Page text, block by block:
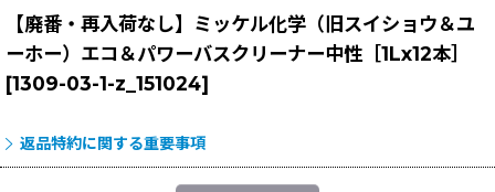
【廃番・再入荷なし】ミッケル化学（旧スイショウ＆ユ
ーホー）エコ＆パワーバスクリーナー中性［1Lx12本］
[1309-03-1-z_151024]
返品特約に関する重要事項